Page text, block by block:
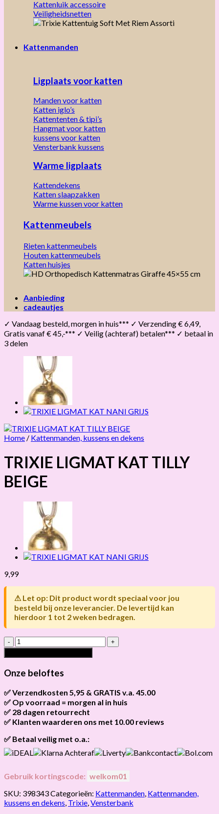
Kattenluik accessoire
Veiligheidsnetten
Kattenmanden
Ligplaats voor katten
Manden voor katten
Katten iglo’s
Kattententen & tipi’s
Hangmat voor katten
kussens voor katten
Vensterbank kussens
Warme ligplaats
Kattendekens
Katten slaapzakken
Warme kussen voor katten
Kattenmeubels
Rieten kattenmeubels
Houten kattenmeubels
Katten huisjes
Aanbieding
cadeautjes
✓ Vandaag besteld, morgen in huis*** ✓ Verzending € 6,49,
Gratis vanaf € 45,-*** ✓ Veilig (achteraf) betalen*** ✓ betaal in
3 delen
Home / Kattenmanden, kussens en dekens
TRIXIE LIGMAT KAT TILLY
BEIGE
9,99
⚠ Let op: Dit product wordt speciaal voor jou
besteld bij onze leverancier. De levertijd kan
hierdoor 1 tot 2 weken bedragen.
TRIXIE
LIGMAT
KAT
TILLY
BEIGE
Onze beloftes
✅ Verzendkosten 5,95 & GRATIS v.a. 45.00
Brievenbus verzendingen zijn 3,95, een pakket 5,95 en
bestellingen v.a. 45,00 worden gratis verzonden.
✅ Op voorraad = morgen al in huis
Als het product op voorraad is en je bestelt vóór 13:00, wordt
hetvandaag nog verzonden.
✅ 28 dagen retourrecht
Niet tevreden? Geen probleem! Je hebt28 dagen
✅ Klanten waarderen ons met 10.00 reviews
✅ Betaal veilig met o.a.:
Gebruik kortingscode: welkom01
SKU: 398343Categorieën: Kattenmanden Kattenmanden,
kussens en dekens Trixie Vensterbank